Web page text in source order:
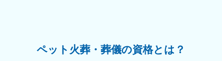
ペット火葬・葬儀の資格とは？